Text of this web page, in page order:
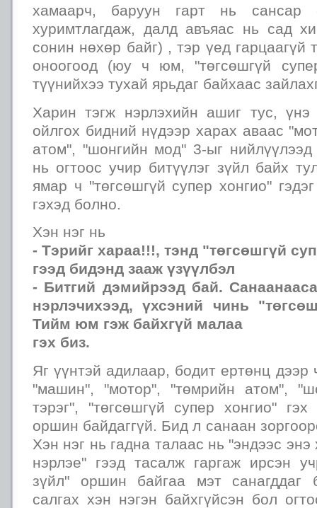
хамаарч, баруун гарт нь сансар
хуримтлагдаж, далд авъяас нь сад
сонин нөхөр байг) , тэр үед гарцаагүй
оноогоод (юу ч юм, "төгсөшгүй
түүнийхээ тухай ярьдаг байхаас
Харин тэгж нэрлэхийн ашиг тус,
ойлгох бидний нүдээр харах аваас
атом", "шонгийн мод" 3-ыг нийлүүлээд
нь огтоос учир битүүлэг зүйл байх
ямар ч "төгсөшгүй супер хонгио"
гэхэд болно.
Хэн нэг нь
- Тэрийг хараа!!!, тэнд "төгсөшгүй
гээд бидэнд зааж үзүүлбэл
- Битгий дэмийрээд бай.
нэрлэчихээд, үхсэний чинь
Тийм юм гэж байхгүй малаа
гэх биз.
Яг үүнтэй адилаар, бодит ертөнц дээр
"машин", "мотор", "төмрийн атом",
тэрэг", "төгсөшгүй супер хонгио"
оршин байдаггүй. Бид л санаан
Хэн нэг нь гадна талаас нь "эндээс энэ
нэрлэе" гээд тасалж гаргаж ирсэн
зүйл" оршин байгаа мэт санагддаг
салгах хэн нэгэн байхгүйсэн бол